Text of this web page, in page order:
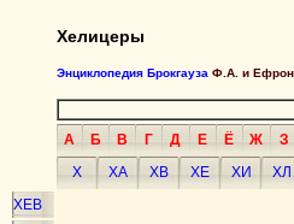
Хелицеры
Энциклопедия Брокгауза Ф.А. и
А Б В Г Д Е Ё Ж З
Х
ХА ХВ ХЕ ХИ ХЛ
ХЕВ